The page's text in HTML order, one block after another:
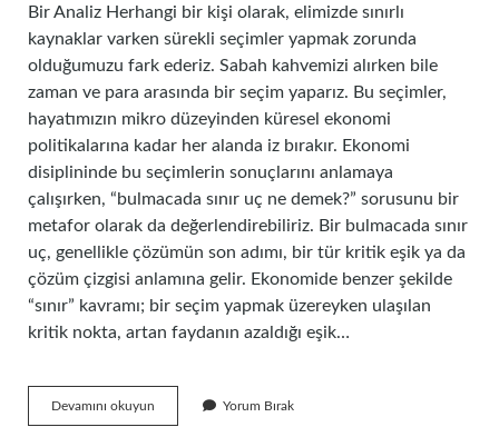
Bir Analiz Herhangi bir kişi olarak, elimizde sınırlı
kaynaklar varken sürekli seçimler yapmak zorunda
olduğumuzu fark ederiz. Sabah kahvemizi alırken bile
zaman ve para arasında bir seçim yaparız. Bu seçimler,
hayatımızın mikro düzeyinden küresel ekonomi
politikalarına kadar her alanda iz bırakır. Ekonomi
disiplininde bu seçimlerin sonuçlarını anlamaya
çalışırken, “bulmacada sınır uç ne demek?” sorusunu bir
metafor olarak da değerlendirebiliriz. Bir bulmacada sınır
uç, genellikle çözümün son adımı, bir tür kritik eşik ya da
çözüm çizgisi anlamına gelir. Ekonomide benzer şekilde
“sınır” kavramı; bir seçim yapmak üzereyken ulaşılan
kritik nokta, artan faydanın azaldığı eşik…
Devamını okuyun Bulmacada Yorum Bırak